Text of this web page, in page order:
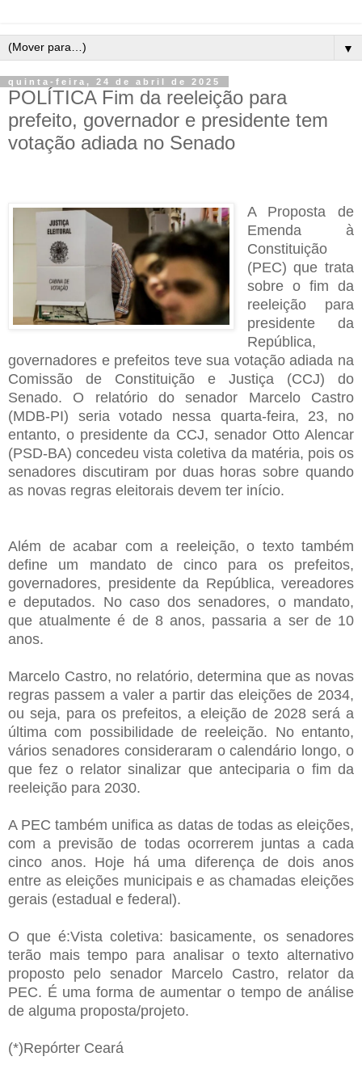
▼
quinta-feira, 24 de abril de 2025
POLÍTICA Fim da reeleição para
prefeito, governador e presidente tem
votação adiada no Senado
A Proposta de
Emenda à
Constituição
(PEC) que trata
sobre o fim da
reeleição para
presidente da
República,
governadores e prefeitos teve sua votação adiada na
Comissão de Constituição e Justiça (CCJ) do
Senado. O relatório do senador Marcelo Castro
(MDB-PI) seria votado nessa quarta-feira, 23, no
entanto, o presidente da CCJ, senador Otto Alencar
(PSD-BA) concedeu vista coletiva da matéria, pois os
senadores discutiram por duas horas sobre quando
as novas regras eleitorais devem ter início.
Além de acabar com a reeleição, o texto também
define um mandato de cinco para os prefeitos,
governadores, presidente da República, vereadores
e deputados. No caso dos senadores, o mandato,
que atualmente é de 8 anos, passaria a ser de 10
anos.
Marcelo Castro, no relatório, determina que as novas
regras passem a valer a partir das eleições de 2034,
ou seja, para os prefeitos, a eleição de 2028 será a
última com possibilidade de reeleição. No entanto,
vários senadores consideraram o calendário longo, o
que fez o relator sinalizar que anteciparia o fim da
reeleição para 2030.
A PEC também unifica as datas de todas as eleições,
com a previsão de todas ocorrerem juntas a cada
cinco anos. Hoje há uma diferença de dois anos
entre as eleições municipais e as chamadas eleições
gerais (estadual e federal).
O que é:Vista coletiva: basicamente, os senadores
terão mais tempo para analisar o texto alternativo
proposto pelo senador Marcelo Castro, relator da
PEC. É uma forma de aumentar o tempo de análise
de alguma proposta/projeto.
(*)Repórter Ceará